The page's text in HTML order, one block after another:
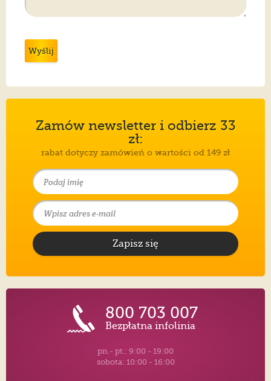
Wyślij
Zamów newsletter i odbierz 33
zł:
rabat dotyczy zamówień o wartości od 149 zł
Zapisz się
800 703 007
Bezpłatna infolinia
pn.- pt.: 9:00 - 19:00
sobota: 10:00 - 16:00